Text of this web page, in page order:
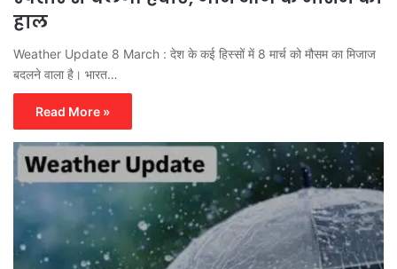
हाल
Weather Update 8 March : देश के कई हिस्सों में 8 मार्च को मौसम का मिजाज
बदलने वाला है। भारत…
Read More »